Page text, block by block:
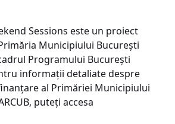
Sessions este un proiect
Municipiului București
Programului București
informații detaliate despre
al Primăriei Municipiului
puteți accesa